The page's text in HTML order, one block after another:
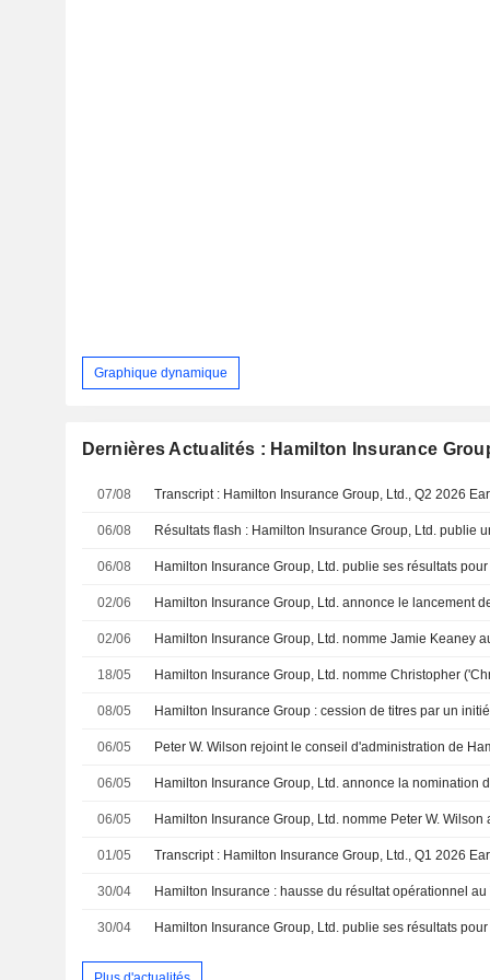
Graphique dynamique
Dernières Actualités : Hamilton Insurance
07/08
06/08
06/08
02/06
02/06
18/05
08/05
06/05 Peter W. Wilson rejoint le conseil d'administration de
06/05
06/05
01/05
30/04
30/04